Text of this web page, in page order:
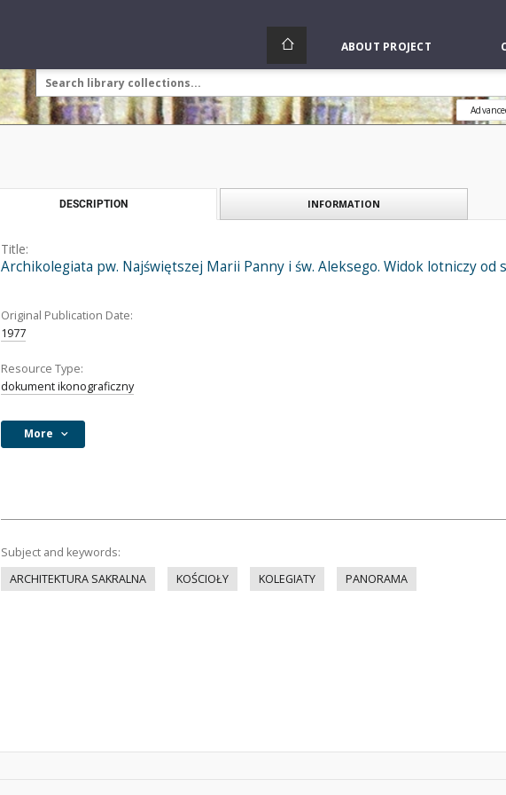
ABOUT PROJECT
DESCRIPTION INFORMATION
Title:
Archikolegiata pw. Najświętszej Marii Panny i św. Aleksego. Widok lotniczy od
Original Publication Date:
1977
Resource Type:
dokument ikonograficzny
More
Subject and keywords:
ARCHITEKTURA SAKRALNA
KOŚCIOŁY KOLEGIATY PANORAMA